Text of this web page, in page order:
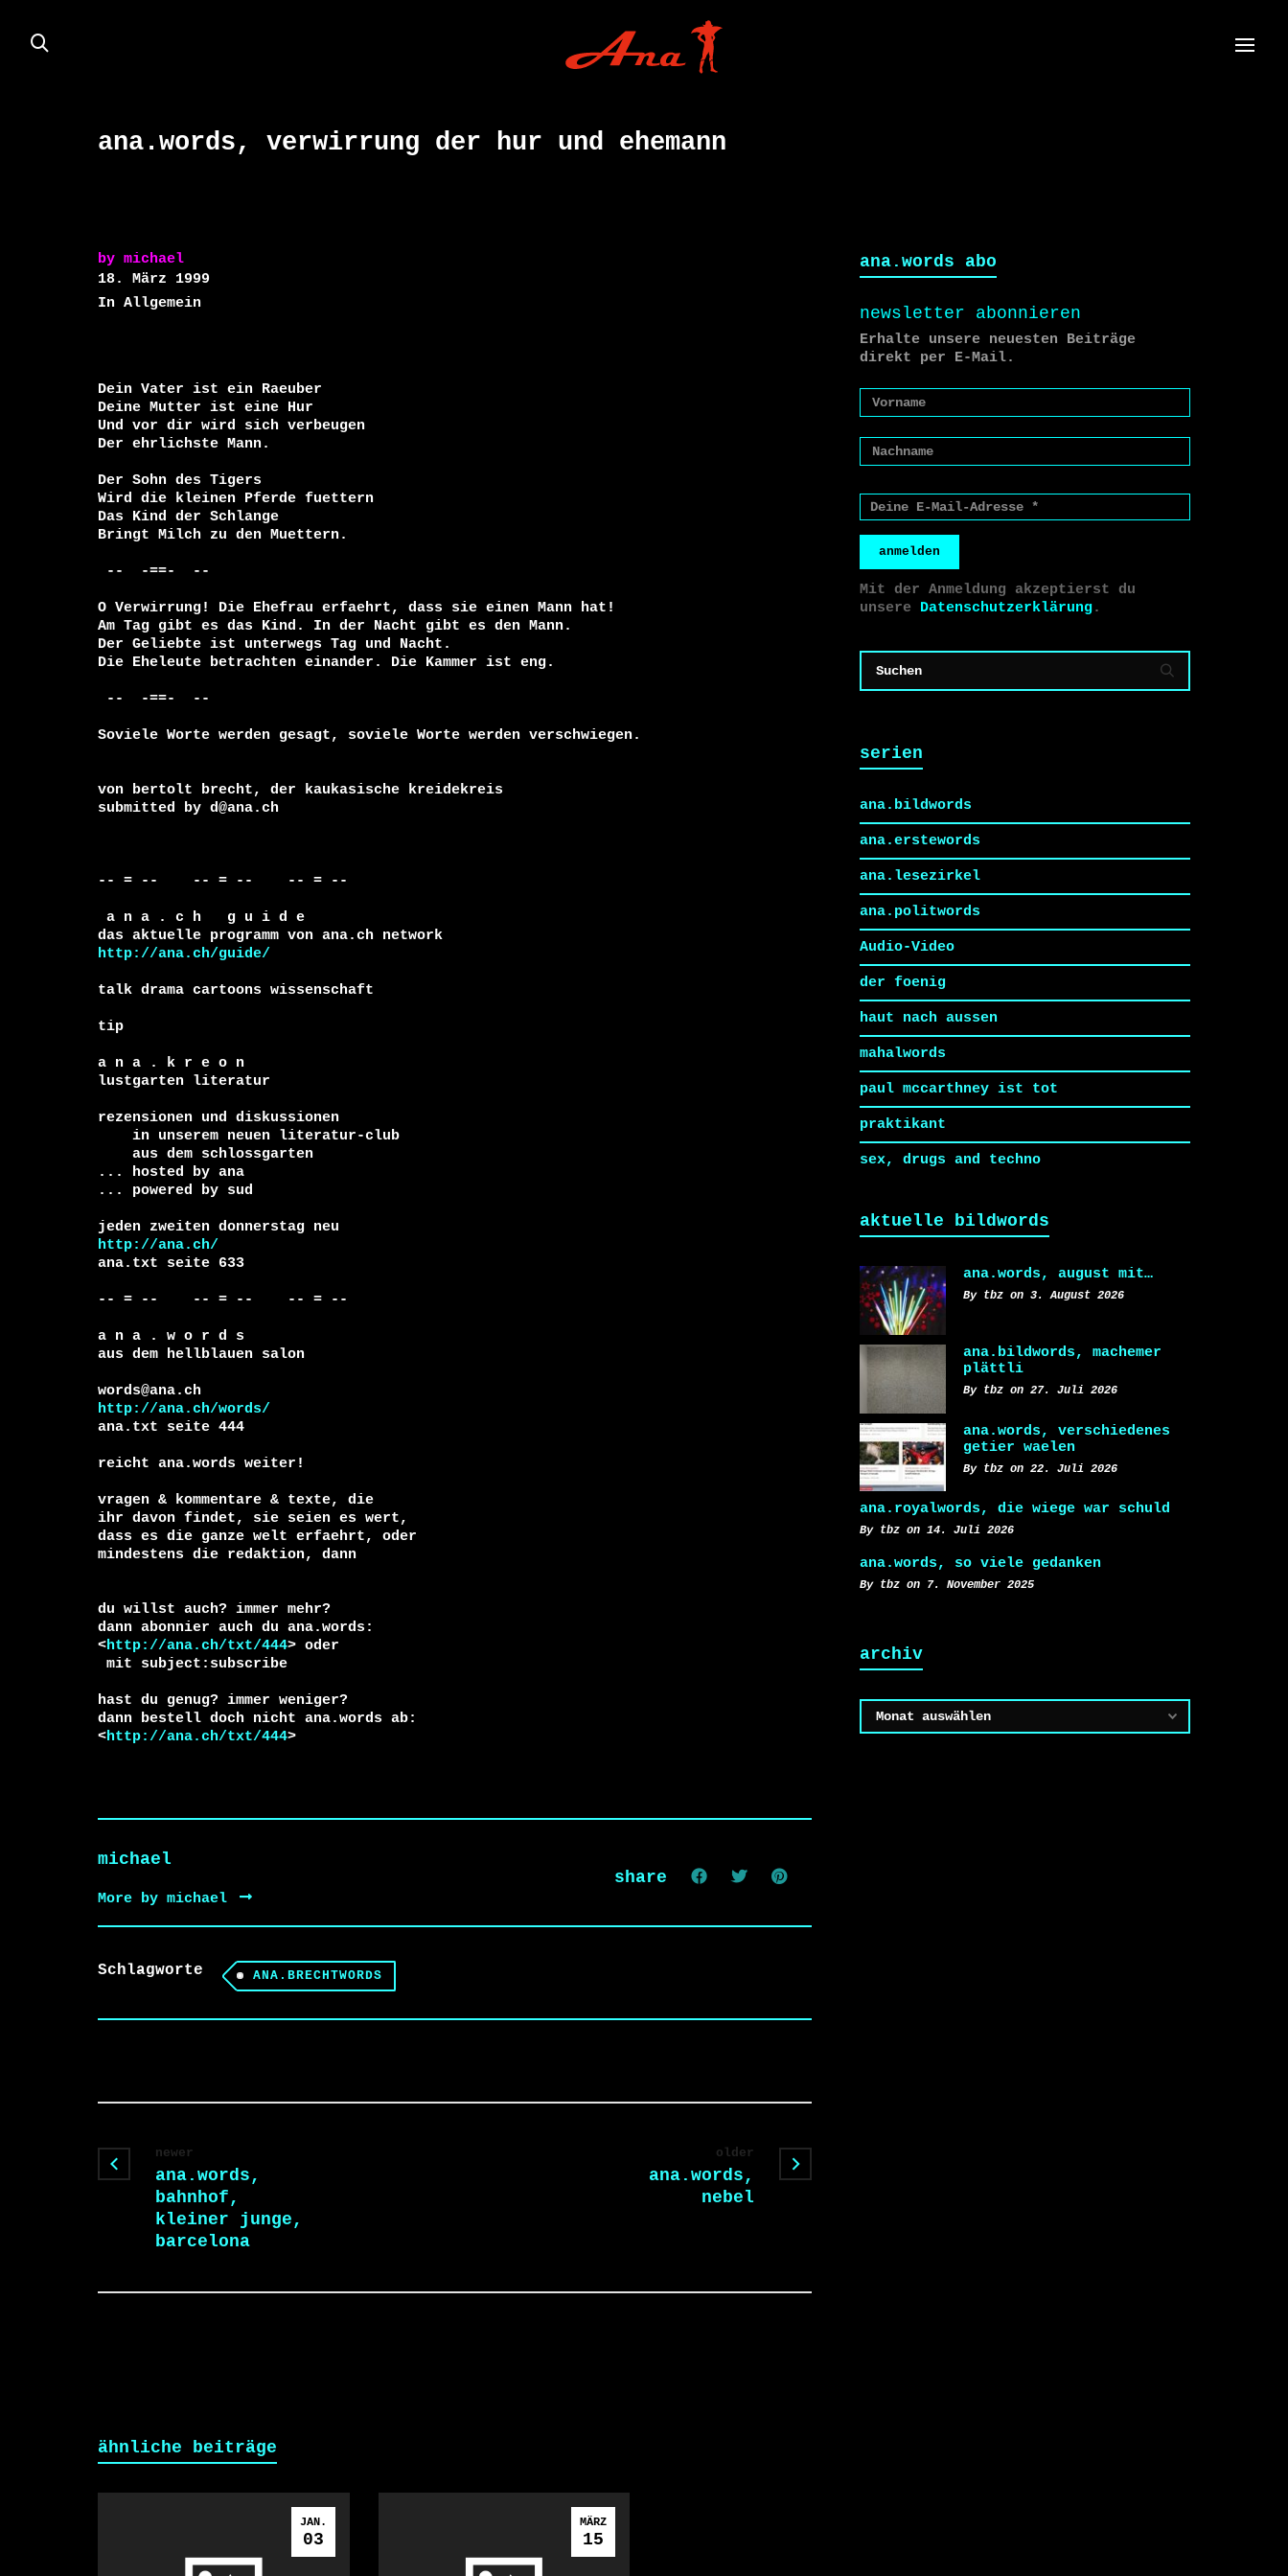
ana.words, verwirrung der hur und ehemann
by michael
18. März 1999
In Allgemein
Dein Vater ist ein Raeuber
Deine Mutter ist eine Hur
Und vor dir wird sich verbeugen
Der ehrlichste Mann.
Der Sohn des Tigers
Wird die kleinen Pferde fuettern
Das Kind der Schlange
Bringt Milch zu den Muettern.
O Verwirrung! Die Ehefrau erfaehrt, dass sie einen Mann hat!
Am Tag gibt es das Kind. In der Nacht gibt es den Mann.
Der Geliebte ist unterwegs Tag und Nacht.
Die Eheleute betrachten einander. Die Kammer ist eng.
Soviele Worte werden gesagt, soviele Worte werden verschwiegen.
von bertolt brecht, der kaukasische kreidekreis
submitted by d@ana.ch
-- = --    -- = --    -- = --
http://ana.ch/guide/
talk drama cartoons wissenschaft
tip
a n a . k r e o n
lustgarten literatur
rezensionen und diskussionen
... hosted by ana
... powered by sud
http://ana.ch/
ana.txt seite 633
-- = --    -- = --    -- = --
a n a . w o r d s
aus dem hellblauen salon
http://ana.ch/words/
ana.txt seite 444
reicht ana.words weiter!
vragen & kommentare & texte, die
ihr davon findet, sie seien es wert,
dass es die ganze welt erfaehrt, oder
du willst auch? immer mehr?
dann abonnier auch du ana.words:
<http://ana.ch/txt/444
hast du genug? immer weniger?
dann bestell doch nicht ana.words ab:
<http://ana.ch/txt/444>
michael
More by michael
share
Schlagworte ANA.BRECHTWORDS
newer
ana.words,
bahnhof,
kleiner junge,
barcelona
older
ana.words,
nebel
ana.words abo
newsletter abonnieren
Erhalte unsere neuesten Beiträge
direkt per E-Mail.
anmelden
Mit der Anmeldung akzeptierst du
unsere Datenschutzerklärung.
serien
ana.bildwords
ana.erstewords
ana.lesezirkel
ana.politwords
Audio-Video
der foenig
haut nach aussen
mahalwords
paul mccarthney ist tot
praktikant
sex, drugs and techno
aktuelle bildwords
ana.words, august mit…
By tbz on 3. August 2026
ana.bildwords, machemer
plättli
By tbz on 27. Juli 2026
ana.words, verschiedenes
getier waelen
By tbz on 22. Juli 2026
ana.royalwords, die wiege war schuld
By tbz on 14. Juli 2026
ana.words, so viele gedanken
By tbz on 7. November 2025
archiv
ähnliche beiträge
JAN.
03
MÄRZ
15